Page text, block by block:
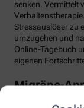
senken. Vermittelt
Stressauslöser zu
umzugehen und
Online-Tagebuch
eigenen
Migräne-
Schlaf,